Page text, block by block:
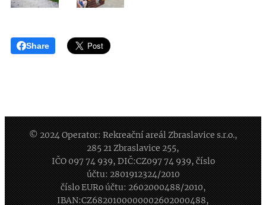
Share
© 2024 Operator: Rekreační areál Zbraslavice s.r.o.,
285 21 Zbraslavice 255,
IČO 097 74 939, DIČ:CZ097 74 939, číslo
účtu: 2801912324/2010
číslo EURo účtu: 2602000488/2010,
IBAN:CZ6820100000002602000488,